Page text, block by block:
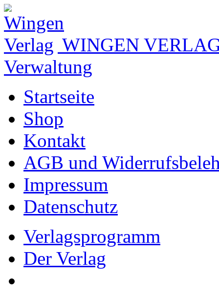
WINGEN
Verwaltung
Startseite
Shop
Kontakt
AGB und
Impressum
Datenschutz
Verlagsprogramm
Der Verlag